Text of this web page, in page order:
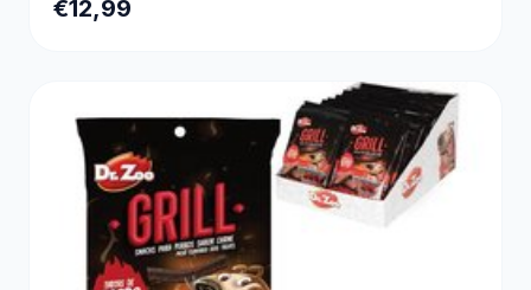
€12,99